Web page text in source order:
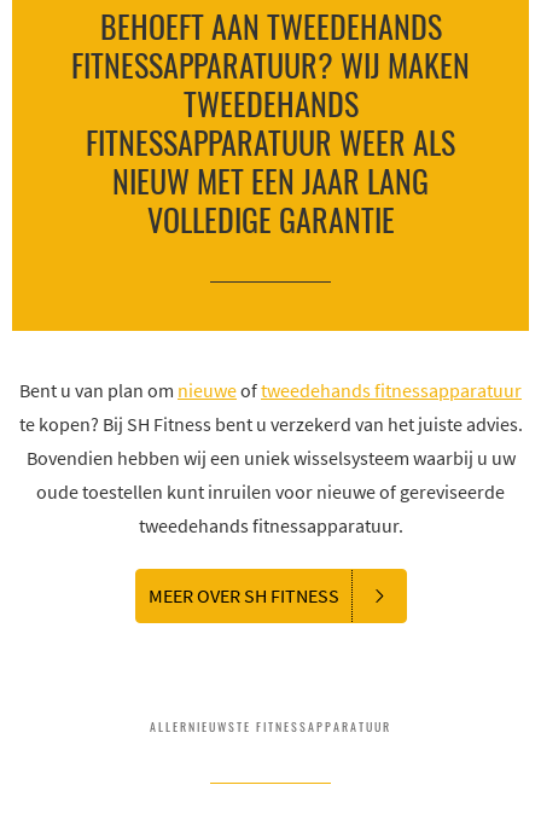
BEHOEFT AAN TWEEDEHANDS
FITNESSAPPARATUUR? WIJ MAKEN
TWEEDEHANDS
FITNESSAPPARATUUR WEER ALS
NIEUW MET EEN JAAR LANG
VOLLEDIGE GARANTIE
Bent u van plan om nieuweoftweedehands fitnessapparatuur
te kopen? Bij SH Fitness bent u verzekerd van het juiste advies.
Bovendien hebben wij een uniek wisselsysteem waarbij u uw
oude toestellen kunt inruilen voor nieuwe of gereviseerde
tweedehands fitnessapparatuur.
MEER OVER SH FITNESS
ALLERNIEUWSTE FITNESSAPPARATUUR